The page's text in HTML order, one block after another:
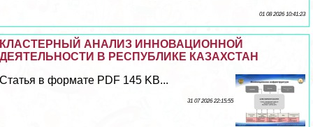
01 08 2026 10:41:23
КЛАСТЕРНЫЙ АНАЛИЗ ИННОВАЦИОННОЙ
ДЕЯТЕЛЬНОСТИ В РЕСПУБЛИКЕ КАЗАХСТАН
Статья в формате PDF 145 KB...
31 07 2026 22:15:55